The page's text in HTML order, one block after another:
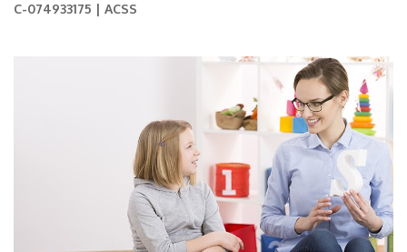
C-074933175 | ACSS